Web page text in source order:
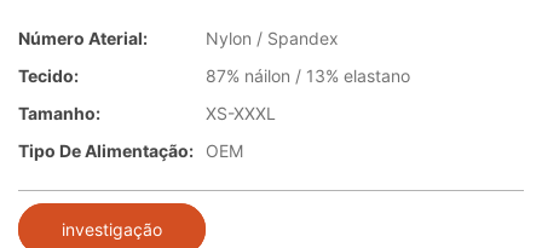
Número Aterial:
Nylon / Spandex
Tecido:
87% náilon / 13% elastano
Tamanho:
XS-XXXL
Tipo De Alimentação:
OEM
investigação